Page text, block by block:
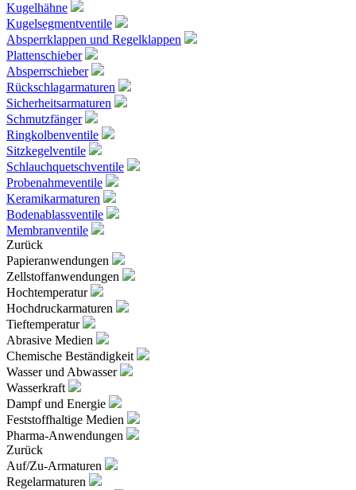
Kugelhähne
Kugelsegmentventile
Absperrklappen und Regelklappen
Plattenschieber
Absperrschieber
Rückschlagarmaturen
Sicherheitsarmaturen
Schmutzfänger
Ringkolbenventile
Sitzkegelventile
Schlauchquetschventile
Probenahmeventile
Keramikarmaturen
Bodenablassventile
Membranventile
Zurück
Papieranwendungen
Zellstoffanwendungen
Hochtemperatur
Hochdruckarmaturen
Tieftemperatur
Abrasive Medien
Chemische Beständigkeit
Wasser und Abwasser
Wasserkraft
Dampf und Energie
Feststoffhaltige Medien
Pharma-Anwendungen
Zurück
Auf/Zu-Armaturen
Regelarmaturen